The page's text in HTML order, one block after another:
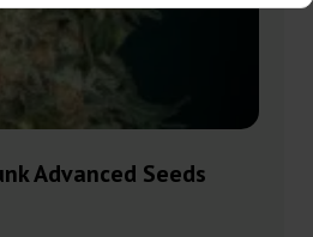
Advanced Seeds